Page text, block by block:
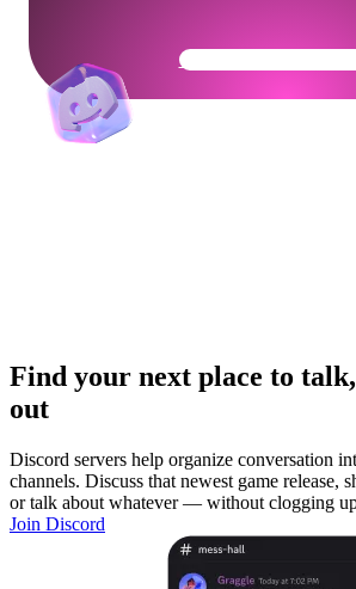
Get Your Community
Find your next place to
out
Discord servers help organize conversation
channels. Discuss that newest game release,
or talk about whatever — without clogging
Join Discord